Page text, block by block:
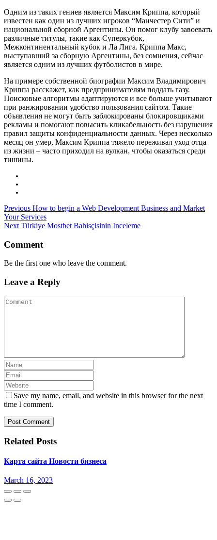
Одним из таких гениев является Максим Криппа, который
известен как один из лучших игроков “Манчестер Сити” и
национальной сборной Аргентины. Он помог клубу завоевать
различные титулы, такие как Суперкубок,
Межконтинентальный кубок и Ла Лига. Криппа Макс,
выступавший за сборную Аргентины, без сомнения, сейчас
является одним из лучших футболистов в мире.
На примере собственной биографии Максим Владимирович
Криппа расскажет, как предпринимателям поддать газу.
Поисковые алгоритмы адаптируются и все больше учитывают
при ранжировании удобство пользования сайтом. Такие
объявления не могут быть заблокированы блокировщиками
рекламы и помогают повысить кликабельность без нарушения
правил защиты конфиденциальности данных. Через несколько
месяц он умер, Максим Криппа тяжело переживал уход отца
из жизни – часто приходил на вулкан, чтобы оказаться среди
тишины.
Previous How to begin a Web Development Business and Market
Your Services
Next Türkiye Mostbet Bahisçisinin Inceleme
Comment
Be the first one who leave the comment.
Leave a Reply
Save my name, email, and website in this browser for the next
time I comment.
Related Posts
Карта сайта Новости бизнеса
March 16, 2023